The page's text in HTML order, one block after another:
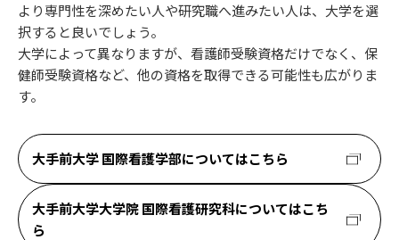
より専門性を深めたい人や研究職へ進みたい人は、大学を選
択すると良いでしょう。
大学によって異なりますが、看護師受験資格だけでなく、保
健師受験資格など、他の資格を取得できる可能性も広がりま
す。
大手前大学 国際看護学部についてはこちら
大手前大学大学院 国際看護研究科についてはこち
ら